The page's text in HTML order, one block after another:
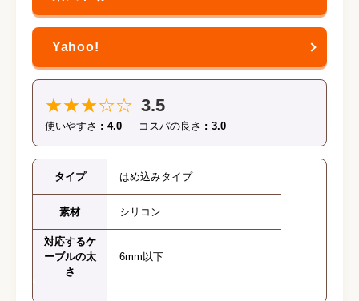
★★★☆☆ 3.5
使いやすさ 4.0 コスパの良さ 3.0
タイプ はめ込みタイプ
素材 シリコン
対応するケ
ーブルの太
さ
6mm以下